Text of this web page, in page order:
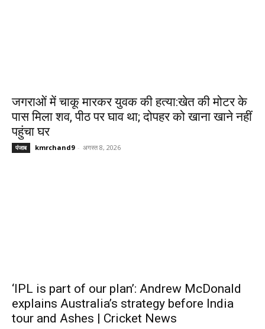
जगराओं में चाकू मारकर युवक की हत्या:खेत की मोटर के
पास मिला शव, पीठ पर घाव था; दोपहर को खाना खाने नहीं
पहुंचा घर
पंजाब kmrchand9 - अगस्त 8, 2026
‘IPL is part of our plan’: Andrew McDonald
explains Australia’s strategy before India
tour and Ashes | Cricket News